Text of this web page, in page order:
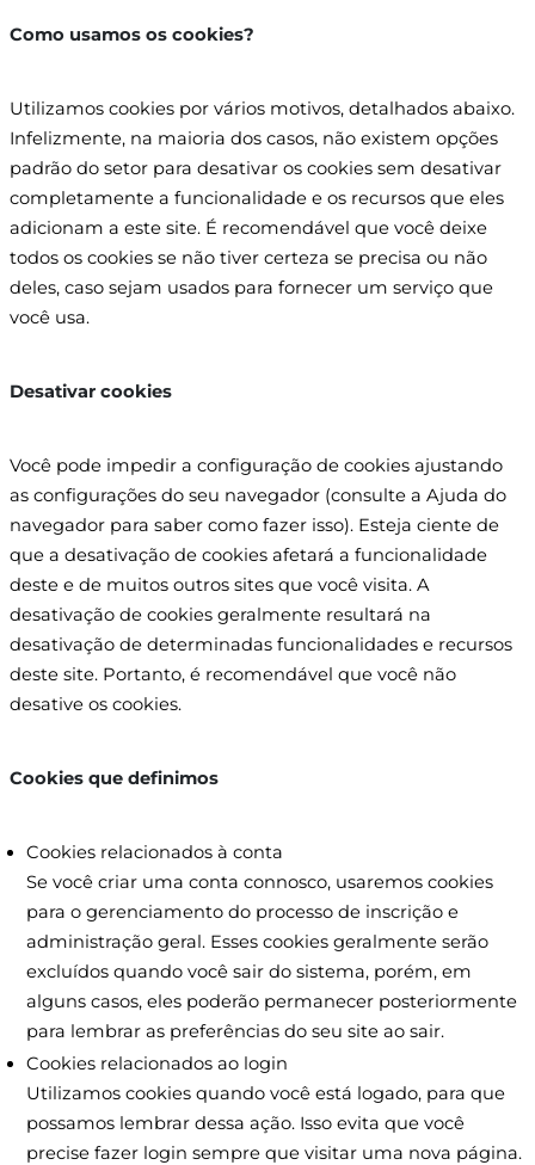
Como usamos os cookies?
Utilizamos cookies por vários motivos, detalhados abaixo.
Infelizmente, na maioria dos casos, não existem opções
padrão do setor para desativar os cookies sem desativar
completamente a funcionalidade e os recursos que eles
adicionam a este site. É recomendável que você deixe
todos os cookies se não tiver certeza se precisa ou não
deles, caso sejam usados ​​para fornecer um serviço que
você usa.​
Desativar cookies
Você pode impedir a configuração de cookies ajustando
as configurações do seu navegador (consulte a Ajuda do
navegador para saber como fazer isso). Esteja ciente de
que a desativação de cookies afetará a funcionalidade
deste e de muitos outros sites que você visita. A
desativação de cookies geralmente resultará na
desativação de determinadas funcionalidades e recursos
deste site. Portanto, é recomendável que você não
desative os cookies.
Cookies que definimos​
Cookies relacionados à conta
Se você criar uma conta connosco, usaremos cookies
para o gerenciamento do processo de inscrição e
administração geral. Esses cookies geralmente serão
excluídos quando você sair do sistema, porém, em
alguns casos, eles poderão permanecer posteriormente
para lembrar as preferências do seu site ao sair.
Cookies relacionados ao login
Utilizamos cookies quando você está logado, para que
possamos lembrar dessa ação. Isso evita que você
precise fazer login sempre que visitar uma nova página.